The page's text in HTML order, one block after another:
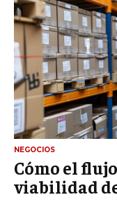
NEGOCIOS
Cómo el
viabilidad